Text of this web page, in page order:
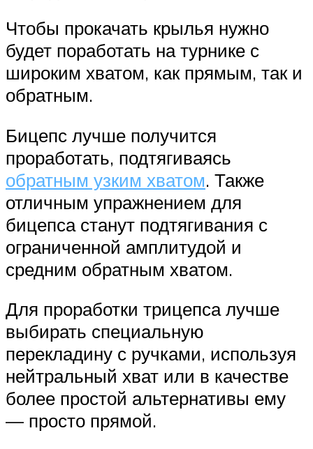
Чтобы прокачать крылья нужно
будет поработать на турнике с
широким хватом, как прямым, так и
обратным.
Бицепс лучше получится
проработать, подтягиваясь
обратным узким хватом. Также
отличным упражнением для
бицепса станут подтягивания с
ограниченной амплитудой и
средним обратным хватом.
Для проработки трицепса лучше
выбирать специальную
перекладину с ручками, используя
нейтральный хват или в качестве
более простой альтернативы ему
— просто прямой.